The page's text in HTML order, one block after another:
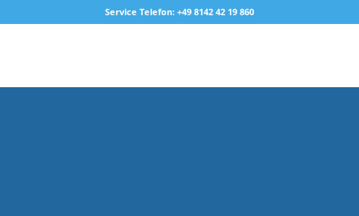
Service Telefon: +49 8142 42 19 860